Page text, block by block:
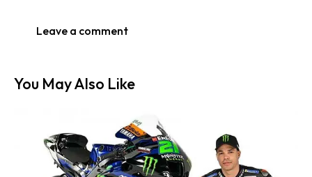
You May Also Like